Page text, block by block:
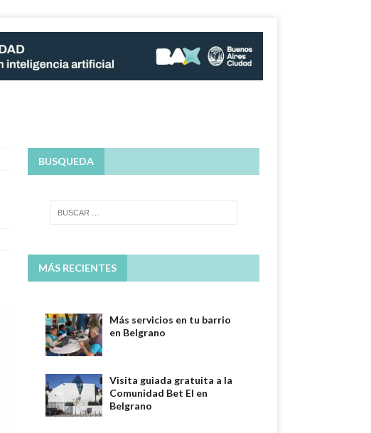
BUSQUEDA
MÁS RECIENTES
Más servicios en tu barrio
en Belgrano
Visita guiada gratuita a la
Comunidad Bet El en
Belgrano